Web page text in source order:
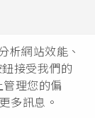
析網站效能、
接受我們的
理您的偏
多訊息。